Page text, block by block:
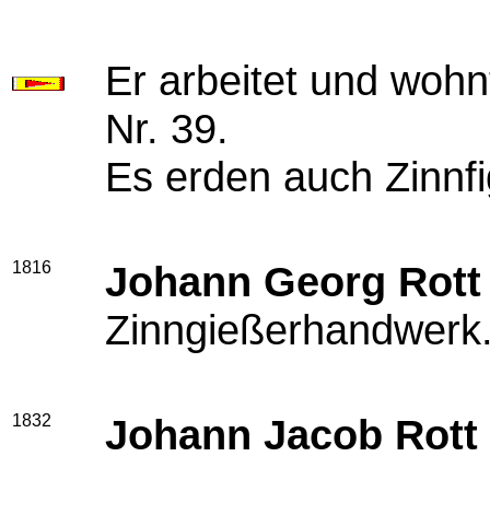
Er arbeitet und
Nr. 39.
Es erden auch
1816 Johann Georg Rott
1832 Johann Jacob Rott